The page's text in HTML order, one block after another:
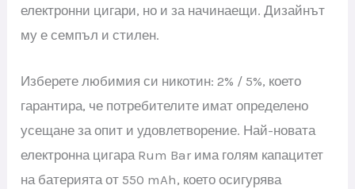
електронни цигари, но и за начинаещи. Дизайнът
му е семпъл и стилен.
Изберете любимия си никотин: 2% / 5%, което
гарантира, че потребителите имат определено
усещане за опит и удовлетворение. Най-новата
електронна цигара Rum Bar има голям капацитет
на батерията от 550 mAh, което осигурява